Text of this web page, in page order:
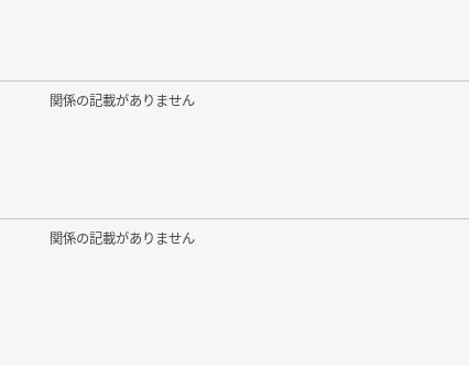
関係の記載がありません
関係の記載がありません